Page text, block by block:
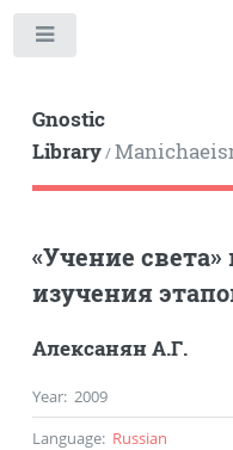
Gnostic
Library/
«Учение
изучения
Алексанян А.Г.
Year: 2009
Language: Russian